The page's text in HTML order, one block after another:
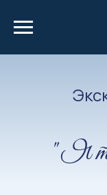
" Я